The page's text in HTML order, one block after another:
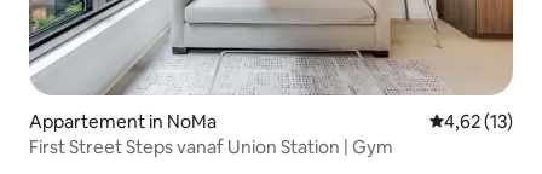
Appartement in NoMa Gemiddelde
4,62 (13)
First Street Steps vanaf Union Station | Gym